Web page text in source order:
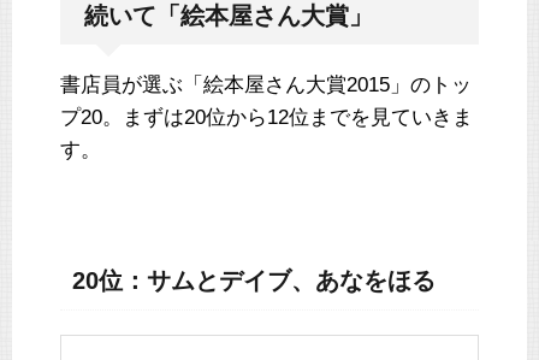
続いて「絵本屋さん大賞」
書店員が選ぶ「絵本屋さん大賞2015」のトッ
プ20。まずは20位から12位までを見ていきま
す。
20位：サムとデイブ、あなをほる